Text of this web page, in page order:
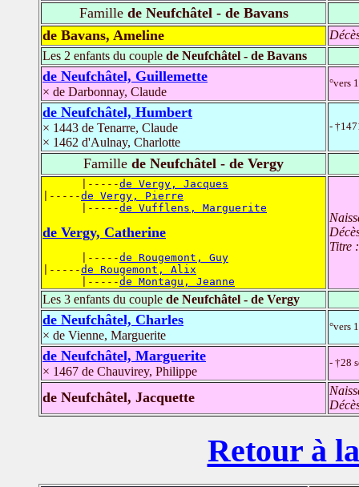
Famillede Neufchâtel - de Bavans
de Bavans, Ameline
Les 2 enfants du couple de Neufchâtel - de Bavans
de Neufchâtel, Guillemette
× de Darbonnay, Claude
°vers
de Neufchâtel, Humbert
× 1443 de Tenarre, Claude
× 1462 d'Aulnay, Charlotte
-
Famille de Neufchâtel - de Vergy
      |-----
de Vergy, Jacques
|-----de Vergy, Pierre
      |-----
de Vufflens, Marguerite
de Vergy, Catherine
      |-----
de Rougemont, Guy
|-----de Rougemont, Alix
      |-----
de Montagu, Jeanne
Titre
Les 3 enfants du couple de Neufchâtel - de Vergy
de Neufchâtel, Charles
× de Vienne, Marguerite
°vers
de Neufchâtel, Marguerite
× 1467 de Chauvirey, Philippe
- †28
de Neufchâtel, Jacquette
Retour à